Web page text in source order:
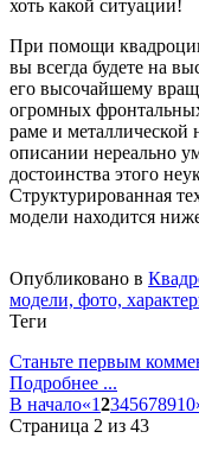
хоть какой ситуации!
При помощи
вы всегда будете на
его высочайшему
огромных
раме и металлической
описании нереально
достоинства этого
Структурированная
модели находится
Опубликовано в
модели, фото,
Теги
Станьте первым
Подробнее ...
В начало«12345678910
Страница 2 из 43